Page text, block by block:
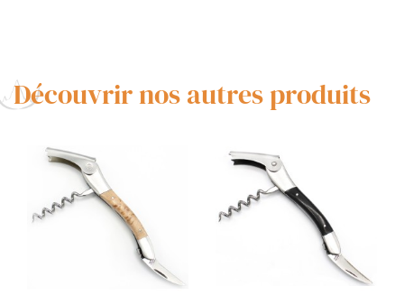
Découvrir nos autres produits